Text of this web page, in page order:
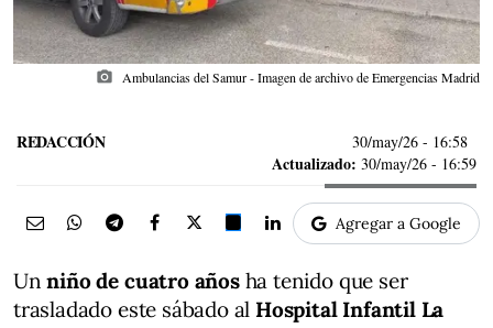
photo_camera Ambulancias del Samur - Imagen de archivo de Emergencias Madrid
REDACCIÓN 30/may/26 - 16:58
Actualizado: 30/may/26 - 16:59
Agregar a Google
Unniño de cuatro añosha tenido que ser
trasladado este sábado al Hospital Infantil La